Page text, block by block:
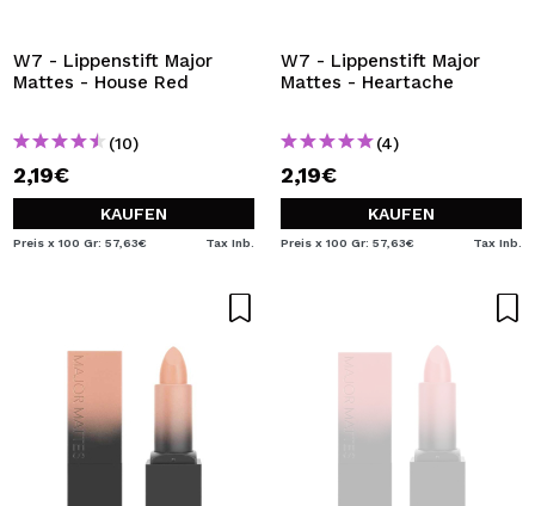
W7 - Lippenstift Major
Mattes - House Red
(10)
2,19€
KAUFEN
Preis x 100 Gr: 57,63€ Tax Inb.
W7 - Lippenstift Major
Mattes - Heartache
(4)
2,19€
KAUFEN
Preis x 100 Gr: 57,63€ Tax Inb.